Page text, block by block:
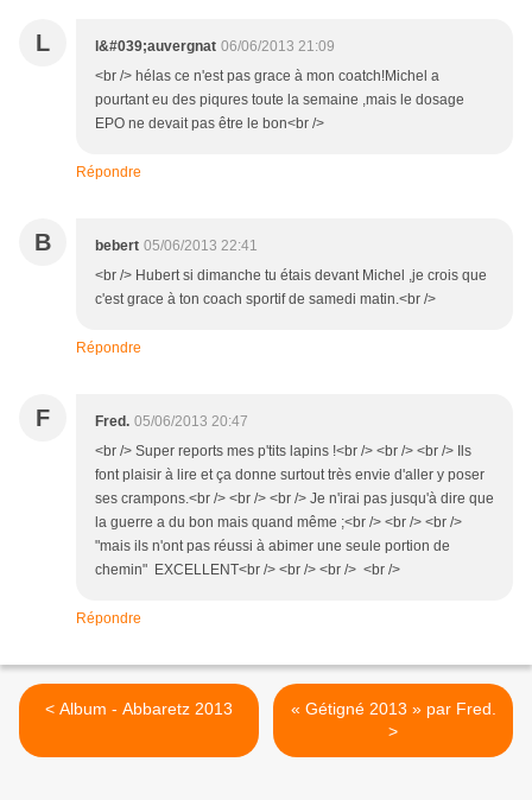
L l&#039;auvergnat 06/06/2013 21:09
<br /> hélas ce n'est pas grace à mon coatch!Michel a
pourtant eu des piqures toute la semaine ,mais le dosage
EPO ne devait pas être le bon<br />
Répondre
B bebert 05/06/2013 22:41
<br /> Hubert si dimanche tu étais devant Michel ,je crois que
c'est grace à ton coach sportif de samedi matin.<br />
Répondre
F Fred. 05/06/2013 20:47
<br /> Super reports mes p'tits lapins !<br /> <br /> <br /> Ils
font plaisir à lire et ça donne surtout très envie d'aller y poser
ses crampons.<br /> <br /> <br /> Je n'irai pas jusqu'à dire que
la guerre a du bon mais quand même ;<br /> <br /> <br />
"mais ils n'ont pas réussi à abimer une seule portion de
chemin" EXCELLENT<br /> <br /> <br /> <br />
Répondre
< Album - Abbaretz 2013
« Gétigné 2013 » par Fred.
>